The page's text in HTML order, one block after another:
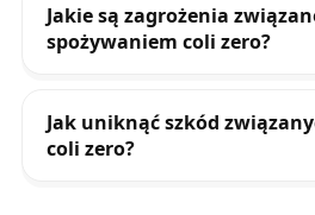
Jakie są zagrożenia
spożywaniem coli zero?
Jak uniknąć szkód
coli zero?